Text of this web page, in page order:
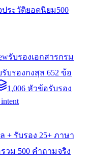
ประวัติยอดนิยม500
รับรองเอกสารกรม
บรองกงสุล 652 ข้อ
1,006 หัวข้อรับรอง
+ รับรอง 25+ ภาษา
รวม 500 คำถามจริง